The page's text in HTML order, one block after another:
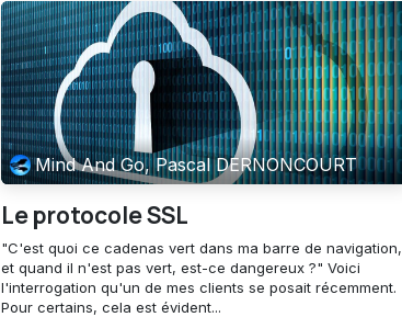
Mind And Go, Pascal DERNONCOURT
Le protocole SSL
"C'est quoi ce cadenas vert dans ma barre de navigation,
et quand il n'est pas vert, est-ce dangereux ?" Voici
l'interrogation qu'un de mes clients se posait récemment.
Pour certains, cela est évident...